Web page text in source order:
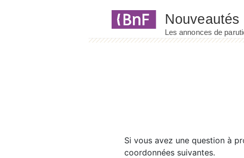
Si vous avez une question à
coordonnées suivantes.